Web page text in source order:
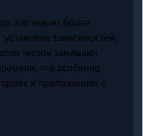
это значит более
зависимостей,
тестов занимают
что особенно
и приложениях с